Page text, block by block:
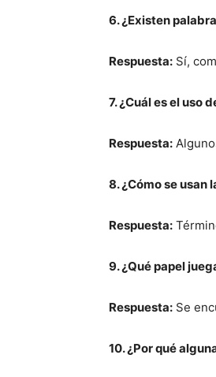
6. ¿Existen
Respuesta: Sí,
7. ¿Cuál es el uso
Respuesta:
8. ¿Cómo se usan
Respuesta:
9. ¿Qué papel
Respuesta: Se
10. ¿Por qué